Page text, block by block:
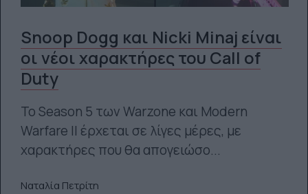
Snoop Dogg και Nicki Minaj είναι
οι νέοι χαρακτήρες του Call of
Duty
Το Season 5 των Warzone και Modern
Warfare II έρχεται σε λίγες μέρες, με
χαρακτήρες που θα απογειώσο...
Ναταλία Πετρίτη